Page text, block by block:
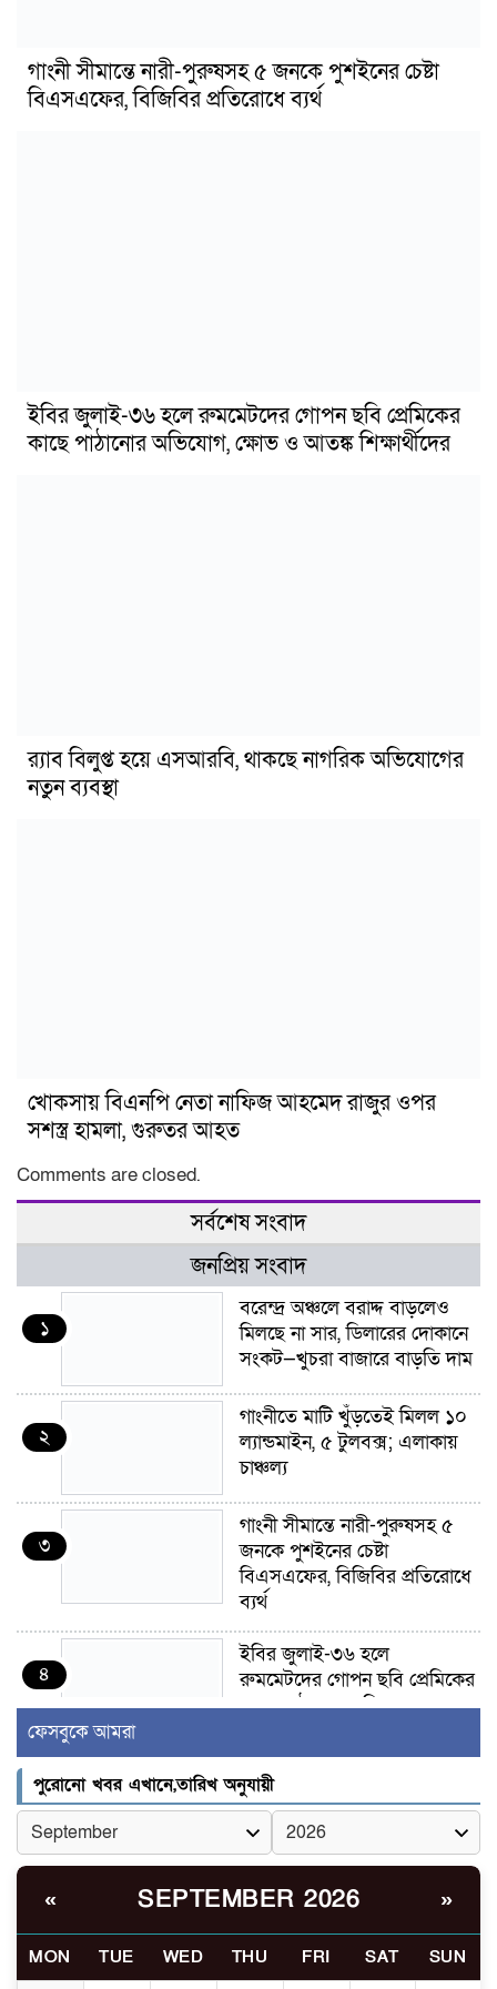
গাংনী সীমান্তে নারী-পুরুষসহ ৫ জনকে পুশইনের চেষ্টা
বিএসএফের, বিজিবির প্রতিরোধে ব্যর্থ
ইবির জুলাই-৩৬ হলে রুমমেটদের গোপন ছবি প্রেমিকের
কাছে পাঠানোর অভিযোগ, ক্ষোভ ও আতঙ্ক শিক্ষার্থীদের
র‍্যাব বিলুপ্ত হয়ে এসআরবি, থাকছে নাগরিক অভিযোগের
নতুন ব্যবস্থা
খোকসায় বিএনপি নেতা নাফিজ আহমেদ রাজুর ওপর
সশস্ত্র হামলা, গুরুতর আহত
Comments are closed.
সর্বশেষ সংবাদ
জনপ্রিয় সংবাদ
১
বরেন্দ্র অঞ্চলে বরাদ্দ বাড়লেও
মিলছে না সার, ডিলারের দোকানে
সংকট—খুচরা বাজারে বাড়তি দাম
২
গাংনীতে মাটি খুঁড়তেই মিলল ১০
ল্যান্ডমাইন, ৫ টুলবক্স; এলাকায়
চাঞ্চল্য
৩
গাংনী সীমান্তে নারী-পুরুষসহ ৫
জনকে পুশইনের চেষ্টা
বিএসএফের, বিজিবির প্রতিরোধে
ব্যর্থ
৪
ইবির জুলাই-৩৬ হলে
রুমমেটদের গোপন ছবি প্রেমিকের
কাছে পাঠানোর অভিযোগ, ক্ষোভ
৫
র‍্যাব বিলুপ্ত হয়ে এসআরবি,
থাকছে নাগরিক অভিযোগের নতুন
ব্যবস্থা
৬
খোকসায় বিএনপি নেতা নাফিজ
গুরুতর আহত
ফেসবুকে আমরা
পুরোনো খবর এখানে,তারিখ অনুযায়ী
« SEPTEMBER 2026 »
MON TUE WED THU FRI SAT SUN